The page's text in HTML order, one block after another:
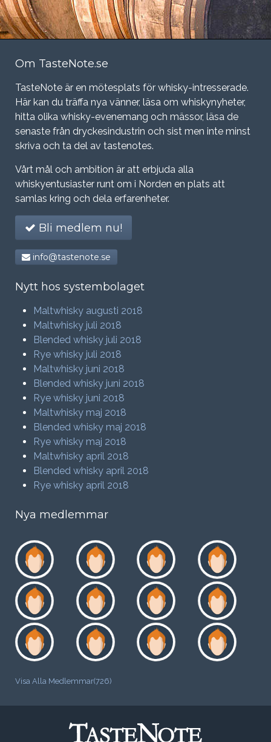
Om TasteNote.se
TasteNote är en mötesplats för whisky-intresserade.
Här kan du träffa nya vänner, läsa om whiskynyheter,
hitta olika whisky-evenemang och mässor, läsa de
senaste från dryckesindustrin och sist men inte minst
skriva och ta del av tastenotes.
Vårt mål och ambition är att erbjuda alla
whiskyentusiaster runt om i Norden en plats att
samlas kring och dela erfarenheter.
Bli medlem nu!
info@tastenote.se
Nytt hos systembolaget
Maltwhisky augusti 2018
Maltwhisky juli 2018
Blended whisky juli 2018
Rye whisky juli 2018
Maltwhisky juni 2018
Blended whisky juni 2018
Rye whisky juni 2018
Maltwhisky maj 2018
Blended whisky maj 2018
Rye whisky maj 2018
Maltwhisky april 2018
Blended whisky april 2018
Rye whisky april 2018
Nya medlemmar
Visa Alla Medlemmar(726)